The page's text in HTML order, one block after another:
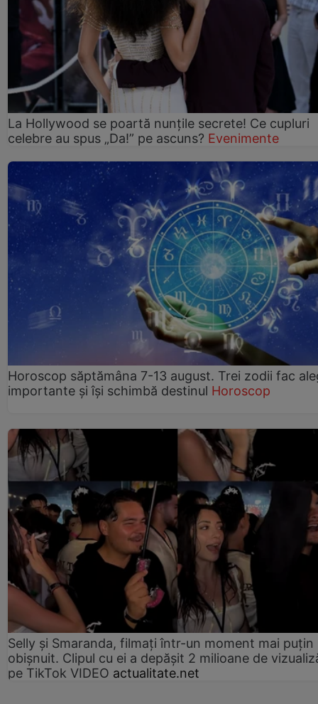
La Hollywood se poartă nunțile secrete! Ce cupluri
celebre au spus „Da!” pe ascuns? Evenimente
Horoscop săptămâna 7-13 august. Trei zodii fac
importante și își schimbă destinul Horoscop
Selly și Smaranda, filmați într-un moment mai puțin
obișnuit. Clipul cu ei a depășit 2 milioane de
pe TikTok VIDEO actualitate.net